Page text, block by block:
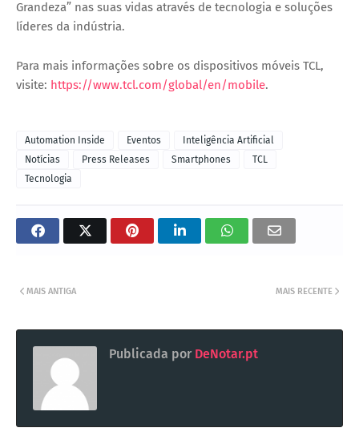
Grandeza” nas suas vidas através de tecnologia e soluções
líderes da indústria.
Para mais informações sobre os dispositivos móveis TCL,
visite: https://www.tcl.com/global/en/mobile.
Automation Inside Eventos
Inteligência Artificial
Notícias
Press Releases Smartphones
TCL
Tecnologia
MAIS RECENTE
MAIS ANTIGA
Publicada por DeNotar.pt